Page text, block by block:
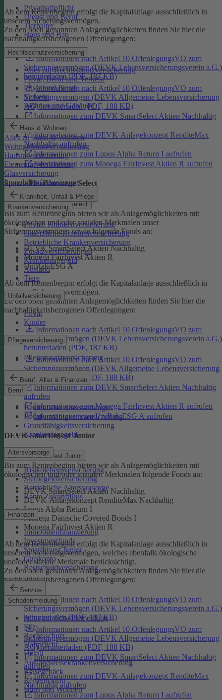
Privathaftpflicht
Dienst und Beruf
Tierhalter
Haus und Bau
Rechtsschutzversicherung
Alles zur Rechtsschutzversicherung
Privat, Beruf und Verkehr
Privat und Beruf
Verkehr
Wohnen und Gebäude
Haus & Wohnen
Alles zu Haus & Wohnen
Wohngebäudeversicherung
Hausratversicherung
Elementarversicherung
Glasversicherung
Immobilienfinanzierung
Krankheit, Unfall & Pflege
Krankenversicherung
Private Krankenversicherung
Gesetzliche Krankenversicherung
Betriebliche Krankenversicherung
Zusatzversicherungen
Krankentagegeld
Ausland
Tiere
Unfallversicherung
Privat
Kinder
Pflegeversicherung
Pflegezusatzversicherung
Beruf, Alter & Finanzen
Beruf
Betriebliche Altersvorsorge
Berufsunfähigkeitsversicherung
Grundfähigkeitsversicherung
Krankentagegeld
Altersvorsorge
Risikolebensversicherung
Sterbegeldversicherung
Betriebliche Altersvorsorge
Rente ZukunftPlus
Finanzen
Immobilienfinanzierung
Investmentfonds
SmartInvest Junior
Girokonto
Restschuldversicherung
Service
Schadenmeldung
Alles zur Schadenmeldung
Kfz
Rechtsschutz
Haftpflicht
Unfall
Auslandsreisekrankenversicherung
Reisegepäck
Reiserücktritt
Haus und Wohnen
Ab dem Rentenbeginn erfolgt die Kapitalanlage ausschließlich in
unserem Sicherungsvermögen.
Zu den oben genannten Anlagemöglichkeiten finden Sie hier die
nachhaltigkeitsbezogenen Offenlegungen:
Informationen nach Artikel 10 OffenlegungsVO zum
Sicherungsvermögen (DEVK Lebensversicherungsverein a.G.)
herunterladen (PDF, 187 KB)
Informationen nach Artikel 10 OffenlegungsVO zum
Sicherungsvermögen (DEVK Allgemeine Lebensversicherung
AG) herunterladen (PDF, 188 KB)
Informationen zum DEVK SmartSelect Aktien Nachhaltig
aufrufen
Informationen zum DEVK-Anlagekonzept RenditeMax
Nachhaltig aufrufen
Informationen zum Lupus Alpha Return I aufrufen
Informationen zum Monega FairInvest Aktien R aufrufen
SpardaFlexiVorsorge Select
SpardaFlexiVorsorge Select
Bis zum Rentenbeginn bieten wir als Anlagemöglichkeiten mit
ökologischen und/oder sozialen Merkmalen unser
Sicherungsvermögen sowie folgende Fonds an:
DEVK SmartSelect Aktien Nachhaltig
Monega FairInvest Aktien R
UniRak ESG A
Ab dem Rentenbeginn erfolgt die Kapitalanlage ausschließlich in
unserem Sicherungsvermögen.
Zu den oben genannten Anlagemöglichkeiten finden Sie hier die
nachhaltigkeitsbezogenen Offenlegungen:
Informationen nach Artikel 10 OffenlegungsVO zum
Sicherungsvermögen (DEVK Lebensversicherungsverein a.G.)
herunterladen (PDF, 187 KB)
Informationen nach Artikel 10 OffenlegungsVO zum
Sicherungsvermögen (DEVK Allgemeine Lebensversicherung
AG) herunterladen (PDF, 188 KB)
Informationen zum DEVK SmartSelect Aktien Nachhaltig
aufrufen
Informationen zum Monega FairInvest Aktien R aufrufen
Informationen zum UniRak ESG A aufrufen
DEVK-SmartInvest Junior
DEVK-SmartInvest Junior
Bis zum Rentenbeginn bieten wir als Anlagemöglichkeiten mit
ökologischen und/oder sozialen Merkmalen folgende Fonds an:
DEVK SmartSelect Aktien Nachhaltig
DEVK-Anlagekonzept RenditeMax Nachhaltig
Lupus Alpha Return I
Monega Dänische Covered Bonds I
Monega FairInvest Aktien R
Ab dem Rentenbeginn erfolgt die Kapitalanlage ausschließlich in
unserem Sicherungsvermögen, welches ebenfalls ökologische
und/oder soziale Merkmale berücksichtigt.
Zu den oben genannten Anlagemöglichkeiten finden Sie hier die
nachhaltigkeitsbezogenen Offenlegungen:
Informationen nach Artikel 10 OffenlegungsVO zum
Sicherungsvermögen (DEVK Lebensversicherungsverein a.G.)
herunterladen (PDF, 187 KB)
Informationen nach Artikel 10 OffenlegungsVO zum
Sicherungsvermögen (DEVK Allgemeine Lebensversicherung
AG) herunterladen (PDF, 188 KB)
Informationen zum DEVK SmartSelect Aktien Nachhaltig
aufrufen
Informationen zum DEVK-Anlagekonzept RenditeMax
Nachhaltig aufrufen
Informationen zum Lupus Alpha Return I aufrufen